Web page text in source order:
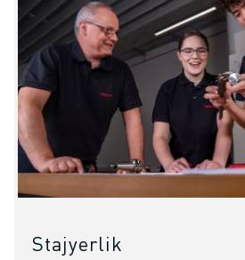
Stajyerlik